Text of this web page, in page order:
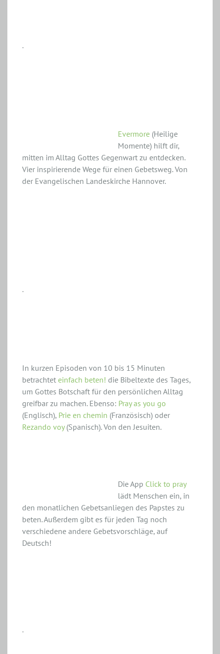
.
Evermore (Heilige
Momente) hilft dir,
mitten im Alltag Gottes Gegenwart zu entdecken.
Vier inspirierende Wege für einen Gebetsweg. Von
der Evangelischen Landeskirche Hannover.
.
In kurzen Episoden von 10 bis 15 Minuten
betrachtet einfach beten! die Bibeltexte des Tages,
um Gottes Botschaft für den persönlichen Alltag
greifbar zu machen. Ebenso: Pray as you go
(Englisch), Prie en chemin (Französisch) oder
Rezando voy(Spanisch). Von den Jesuiten.
Die App Click to pray
lädt Menschen ein, in
den monatlichen Gebetsanliegen des Papstes zu
beten. Außerdem gibt es für jeden Tag noch
verschiedene andere Gebetsvorschläge, auf
Deutsch!
.